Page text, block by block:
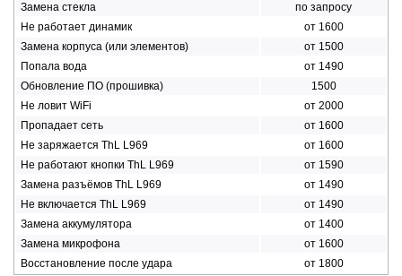
Замена стекла
по запросу
Не работает динамик
от 1600
Замена корпуса (или элементов)
от 1500
Попала вода
от 1490
Обновление ПО (прошивка)
1500
Не ловит WiFi
от 2000
Пропадает сеть
от 1600
Не заряжается ThL L969
от 1600
Не работают кнопки ThL L969
от 1590
Замена разъёмов ThL L969
от 1490
Не включается ThL L969
от 1490
Замена аккумулятора
от 1400
Замена микрофона
от 1600
Восстановление после удара
от 1800